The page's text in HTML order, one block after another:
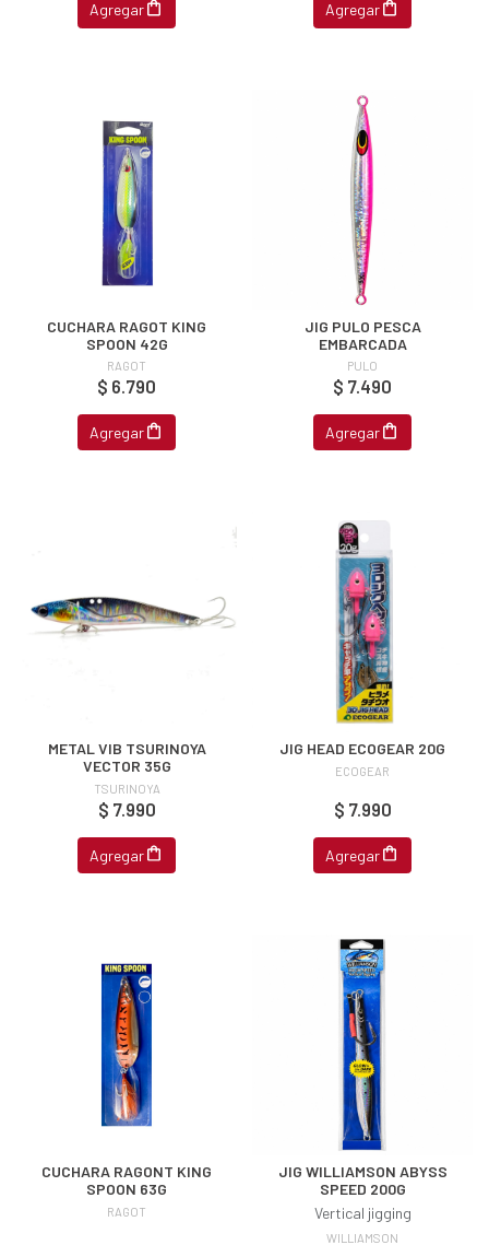
Agregar Agregar
CUCHARA RAGOT KING
SPOON 42G
RAGOT
$ 6.790
Agregar
JIG PULO PESCA
EMBARCADA
PULO
$ 7.490
Agregar
METAL VIB TSURINOYA
VECTOR 35G
TSURINOYA
$ 7.990
Agregar
JIG HEAD ECOGEAR 20G
ECOGEAR
$ 7.990
Agregar
CUCHARA RAGONT KING
SPOON 63G
RAGOT
JIG WILLIAMSON ABYSS
SPEED 200G
Vertical jigging
WILLIAMSON